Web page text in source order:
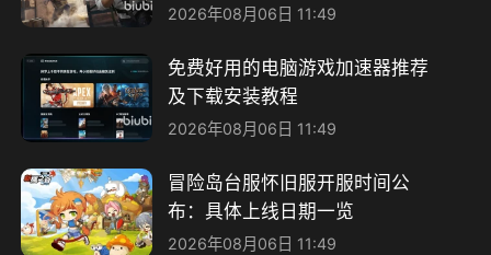
2026年08月06日 11:49
免费好用的电脑游戏加速器推荐
及下载安装教程
2026年08月06日 11:49
冒险岛台服怀旧服开服时间公
布：具体上线日期一览
2026年08月06日 11:49